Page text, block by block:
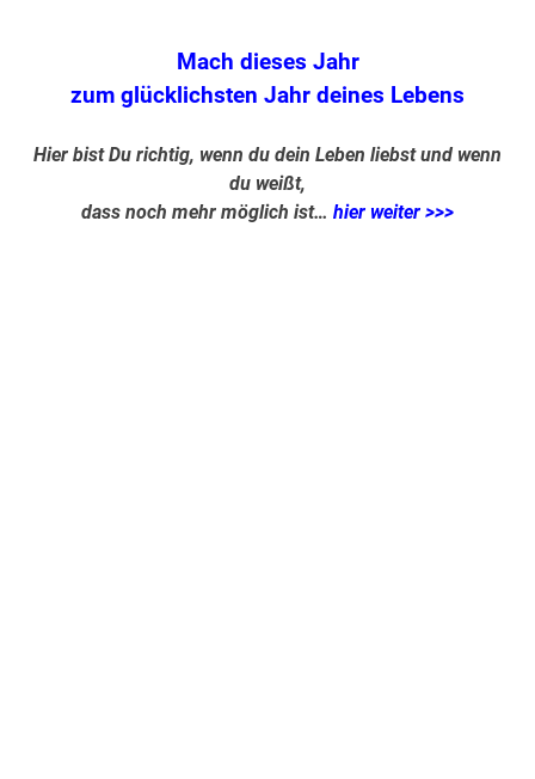
Mach dieses Jahr
zum glücklichsten Jahr deines Lebens
Hier bist Du richtig, wenn du dein Leben liebst und wenn
du weißt,
dass noch mehr möglich ist… hier weiter >>>